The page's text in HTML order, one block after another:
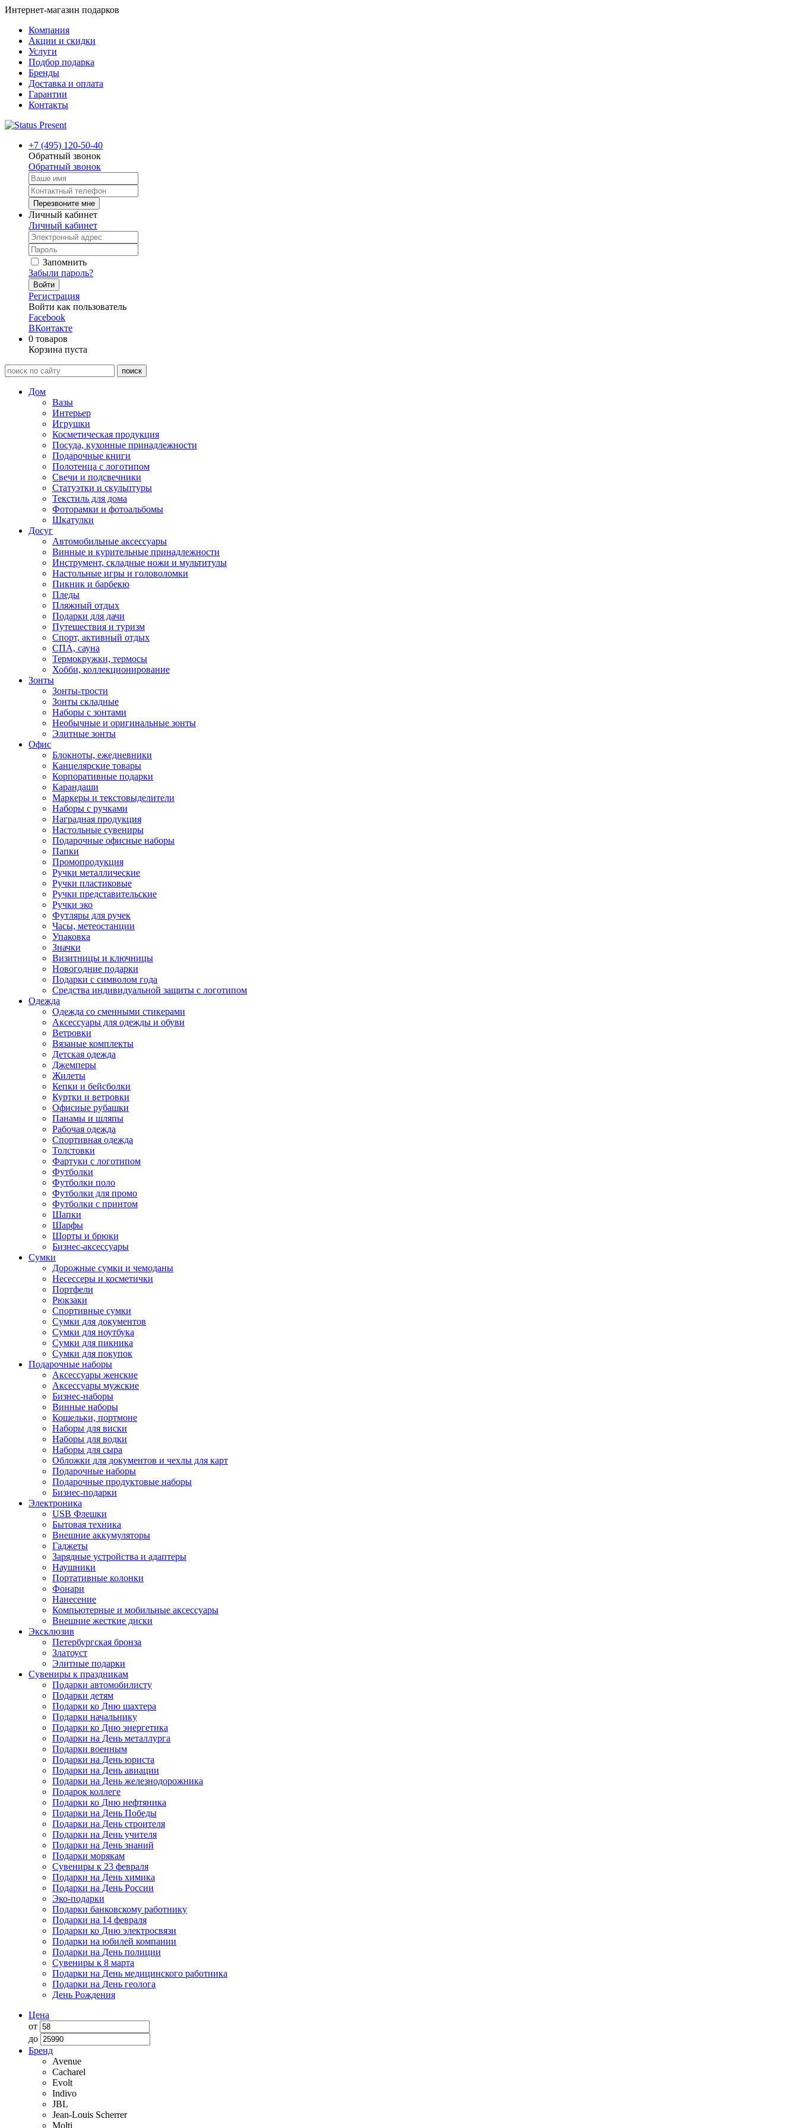
Интернет-магазин подарков
Компания
Акции и скидки
Услуги
Подбор подарка
Бренды
Доставка и оплата
Гарантии
Контакты
+7 (495) 120-50-40
Обратный звонок
Обратный звонок
Перезвоните мне
Личный кабинет
Личный кабинет
Запомнить
Забыли пароль?
Войти
Регистрация
Войти как пользователь
Facebook
ВКонтакте
0 товаров
Корзина пуста
Дом
Вазы
Интерьер
Игрушки
Косметическая продукция
Посуда, кухонные принадлежности
Подарочные книги
Полотенца с логотипом
Свечи и подсвечники
Статуэтки и скульптуры
Текстиль для дома
Фоторамки и фотоальбомы
Шкатулки
Досуг
Автомобильные аксессуары
Винные и курительные принадлежности
Инструмент, складные ножи и мультитулы
Настольные игры и головоломки
Пикник и барбекю
Пледы
Пляжный отдых
Подарки для дачи
Путешествия и туризм
Спорт, активный отдых
СПА, сауна
Термокружки, термосы
Хобби, коллекционирование
Зонты
Зонты-трости
Зонты складные
Наборы с зонтами
Необычные и оригинальные зонты
Элитные зонты
Офис
Блокноты, ежедневники
Канцелярские товары
Корпоративные подарки
Карандаши
Маркеры и текстовыделители
Наборы с ручками
Наградная продукция
Настольные сувениры
Подарочные офисные наборы
Папки
Промопродукция
Ручки металлические
Ручки пластиковые
Ручки представительские
Ручки эко
Футляры для ручек
Часы, метеостанции
Упаковка
Значки
Визитницы и ключницы
Новогодние подарки
Подарки с символом года
Средства индивидуальной защиты с логотипом
Одежда
Одежда со сменными стикерами
Аксессуары для одежды и обуви
Ветровки
Вязаные комплекты
Детская одежда
Джемперы
Жилеты
Кепки и бейсболки
Куртки и ветровки
Офисные рубашки
Панамы и шляпы
Рабочая одежда
Спортивная одежда
Толстовки
Фартуки с логотипом
Футболки
Футболки поло
Футболки для промо
Футболки с принтом
Шапки
Шарфы
Шорты и брюки
Бизнес-аксессуары
Сумки
Дорожные сумки и чемоданы
Несессеры и косметички
Портфели
Рюкзаки
Спортивные сумки
Сумки для документов
Сумки для ноутбука
Сумки для пикника
Сумки для покупок
Подарочные наборы
Аксессуары женские
Аксессуары мужские
Бизнес-наборы
Винные наборы
Кошельки, портмоне
Наборы для виски
Наборы для водки
Наборы для сыра
Обложки для документов и чехлы для карт
Подарочные наборы
Подарочные продуктовые наборы
Бизнес-подарки
Электроника
USB Флешки
Бытовая техника
Внешние аккумуляторы
Гаджеты
Зарядные устройства и адаптеры
Наушники
Портативные колонки
Фонари
Нанесение
Компьютерные и мобильные аксессуары
Внешние жесткие диски
Эксклюзив
Петербургская бронза
Златоуст
Элитные подарки
Сувениры к праздникам
Подарки автомобилисту
Подарки детям
Подарки ко Дню шахтера
Подарки начальнику
Подарки ко Дню энергетика
Подарки на День металлурга
Подарки военным
Подарки на День юриста
Подарки на День авиации
Подарки на День железнодорожника
Подарок коллеге
Подарки ко Дню нефтяника
Подарки на День Победы
Подарки на День строителя
Подарки на День учителя
Подарки на День знаний
Подарки морякам
Сувениры к 23 февраля
Подарки на День химика
Подарки на День России
Эко-подарки
Подарки банковскому работнику
Подарки на 14 февраля
Подарки ко Дню электросвязи
Подарки на юбилей компании
Подарки на День полиции
Сувениры к 8 марта
Подарки на День медицинского работника
Подарки на День геолога
День Рождения
Цена
от
до
Бренд
Avenue
Cacharel
Evolt
Indivo
JBL
Jean-Louis Scherrer
Molti